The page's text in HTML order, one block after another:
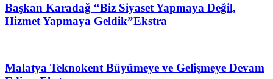
Başkan Karadağ “Biz Siyaset Yapmaya Değil,
Hizmet Yapmaya Geldik”Ekstra
Malatya Teknokent Büyümeye ve Gelişmeye Devam